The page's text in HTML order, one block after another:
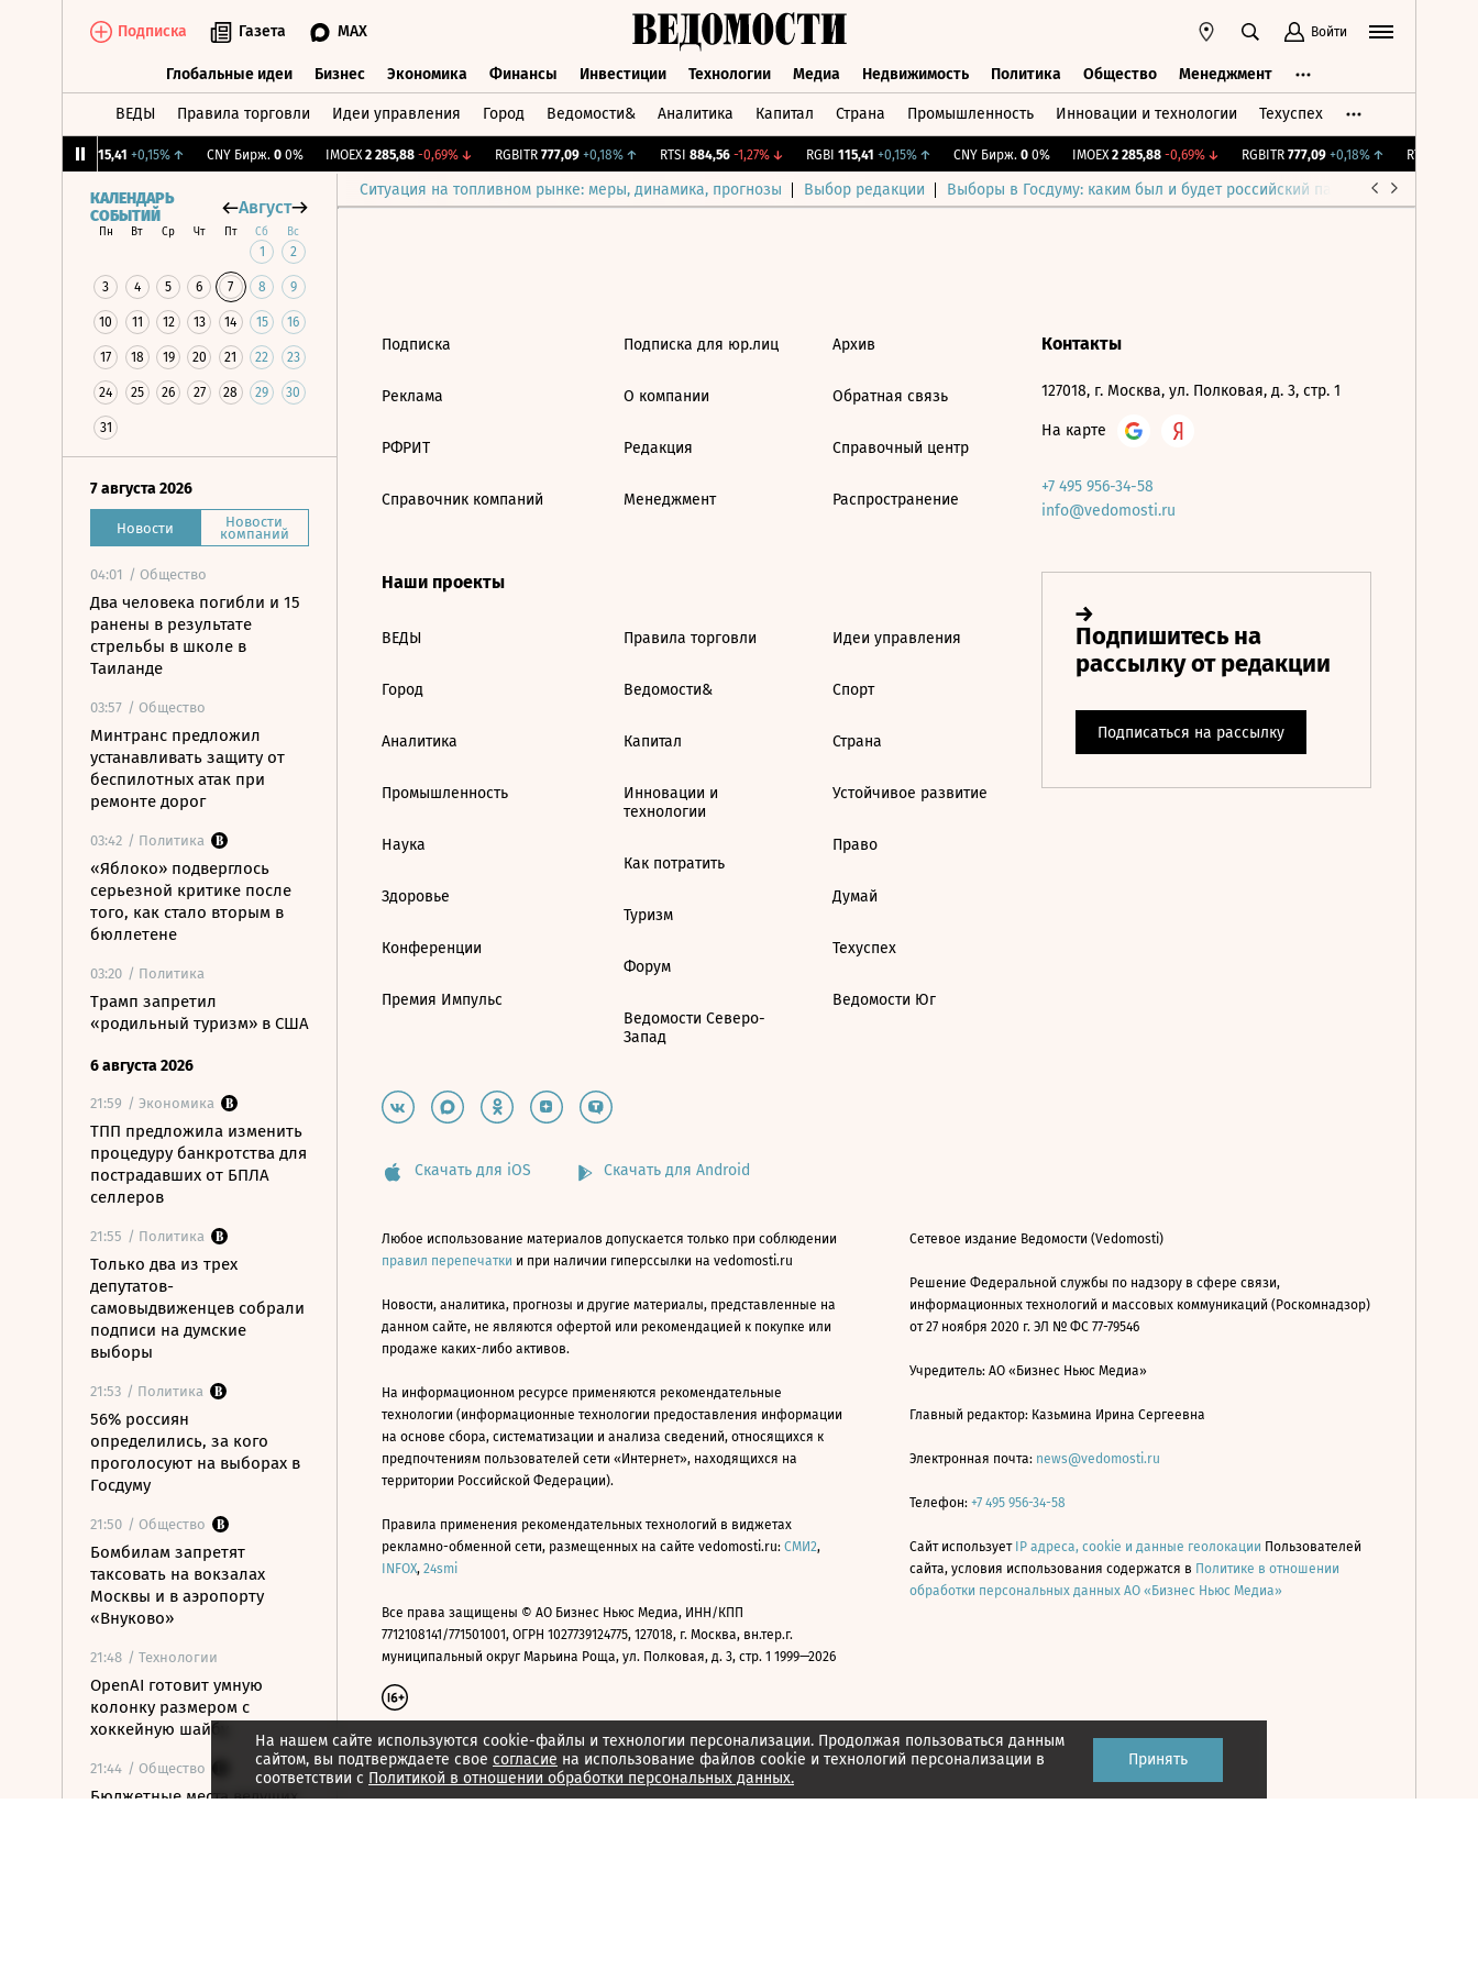
Подписка Газета MAX Войти
Глобальные идеи Бизнес Экономика Финансы Инвестиции Технологии Медиа Недвижимость Политика Общество Менеджмент
ВЕДЫ Правила торговли Идеи управления Город Ведомости& Аналитика Капитал Страна Промышленность Инновации и технологии Техуспех
115,41 +0,15%↑ CNY Бирж. 0 0% IMOEX 2 285,88 -0,69%↓ RGBITR 777,09 +0,18%↑ RTSI 884,56 -1,27%↓ RGBI 115,41 +0,15%↑ CNY Бирж. 0 0% IMOEX 2 285,88 -0,69%↓ RGBITR 777,09 +0,18%↑ RTSI
Ситуация на топливном рынке: меры, динамика, прогнозы Выбор редакции Выборы в Госдуму: каким был и будет российский парламент
КАЛЕНДАРЬ
СОБЫТИЙ
Август
Пн Вт Ср Чт Пт Сб Вс
1 2
3 4 5 6 7 8 9
10 11 12 13 14 15 16
17 18 19 20 21 22 23
24 25 26 27 28 29 30
31
7 августа 2026
Новости Новости
компаний
04:01 / Общество
Два человека погибли и 15
ранены в результате
стрельбы в школе в
Таиланде
03:57 / Общество
Минтранс предложил
устанавливать защиту от
беспилотных атак при
ремонте дорог
03:42 / Политика
«Яблоко» подверглось
серьезной критике после
того, как стало вторым в
бюллетене
03:20 / Политика
Трамп запретил
«родильный туризм» в США
6 августа 2026
21:59 / Экономика
ТПП предложила изменить
процедуру банкротства для
пострадавших от БПЛА
селлеров
21:55 / Политика
Только два из трех
депутатов-
самовыдвиженцев собрали
подписи на думские
выборы
21:53 / Политика
56% россиян
определились, за кого
проголосуют на выборах в
Госдуму
21:50 / Общество
Бомбилам запретят
таксовать на вокзалах
Москвы и в аэропорту
«Внуково»
21:48 / Технологии
OpenAI готовит умную
колонку размером с
хоккейную шайбу
21:44 / Общество
Бюджетные места ведущих
На нашем сайте используются cookie-файлы и технологии персонализации. Продолжая пользоваться данным
сайтом, вы подтверждаете свое согласие на использование файлов cookie и технологий персонализации в
соответствии с Политикой в отношении обработки персональных данных.
Принять
Подписка
Реклама
РФРИТ
Справочник компаний
Подписка для юр.лиц
О компании
Редакция
Менеджмент
Архив
Обратная связь
Справочный центр
Распространение
Наши проекты
ВЕДЫ
Город
Аналитика
Промышленность
Наука
Здоровье
Конференции
Премия Импульс
Правила торговли
Ведомости&
Капитал
Инновации и
технологии
Как потратить
Туризм
Форум
Ведомости Северо-
Запад
Идеи управления
Спорт
Страна
Устойчивое развитие
Право
Думай
Техуспех
Ведомости Юг
Контакты
127018, г. Москва, ул. Полковая, д. 3, стр. 1
На карте
+7 495 956-34-58
info@vedomosti.ru
Скачать для iOS Скачать для Android
Любое использование материалов допускается только при соблюдении
правил перепечатки и при наличии гиперссылки на vedomosti.ru
Новости, аналитика, прогнозы и другие материалы, представленные на
данном сайте, не являются офертой или рекомендацией к покупке или
продаже каких-либо активов.
На информационном ресурсе применяются рекомендательные
технологии (информационные технологии предоставления информации
на основе сбора, систематизации и анализа сведений, относящихся к
предпочтениям пользователей сети «Интернет», находящихся на
территории Российской Федерации).
Правила применения рекомендательных технологий в виджетах
рекламно-обменной сети, размещенных на сайте vedomosti.ru: СМИ2,
INFOX, 24smi
Все права защищены © АО Бизнес Ньюс Медиа, ИНН/КПП
7712108141/771501001, ОГРН 1027739124775, 127018, г. Москва, вн.тер.г.
муниципальный округ Марьина Роща, ул. Полковая, д. 3, стр. 1 1999—2026
Сетевое издание Ведомости (Vedomosti)
Решение Федеральной службы по надзору в сфере связи,
информационных технологий и массовых коммуникаций (Роскомнадзор)
от 27 ноября 2020 г. ЭЛ № ФС 77-79546
Учредитель: АО «Бизнес Ньюс Медиа»
Главный редактор: Казьмина Ирина Сергеевна
Электронная почта: news@vedomosti.ru
Телефон: +7 495 956-34-58
Сайт использует IP адреса, cookie и данные геолокации Пользователей
сайта, условия использования содержатся в Политике в отношении
обработки персональных данных АО «Бизнес Ньюс Медиа»